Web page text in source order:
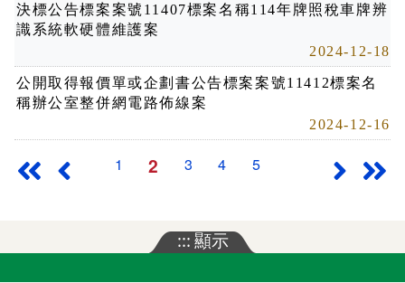
決標公告標案案號11407標案名稱114年牌照稅車牌辨
識系統軟硬體維護案
2024-12-18
公開取得報價單或企劃書公告標案案號11412標案名
稱辦公室整併網電路佈線案
2024-12-16
最前頁上一頁1 2 3 4 5 下一頁
:::顯示